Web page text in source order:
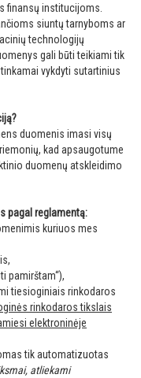
finansų institucijoms.
siuntų tarnyboms ar
technologijų
gali būti teikiami tik
vykdyti sutartinius
duomenis imasi visų
kad apsaugotume
duomenų atskleidimo
pagal reglamentą:
kuriuos mes
pamirštam“),
tiesioginiais rinkodaros
rinkodaros tikslais
elektroninėje
tik automatizuotas
atliekami